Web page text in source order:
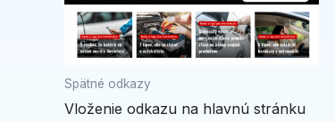
Spätné odkazy
Vloženie odkazu na hlavnú stránku
49,00 €
viacero
variantov.
môžete